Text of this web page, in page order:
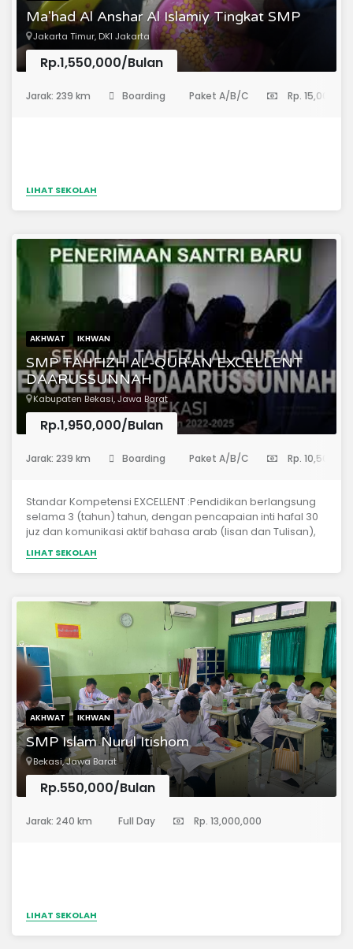
Ma'had Al Anshar Al Islamiy Tingkat SMP
Jakarta Timur, DKI Jakarta
Rp.1,550,000/Bulan
Jarak: 239 km Boarding Paket A/B/C Rp.
LIHAT SEKOLAH
AKHWAT IKHWAN
SMP TAHFIZH AL-QUR'AN EXCELLENT
DAARUSSUNNAH
Kabupaten Bekasi, Jawa Barat
Rp.1,950,000/Bulan
Jarak: 239 km Boarding Paket A/B/C Rp.
Standar Kompetensi EXCELLENT :Pendidikan berlangsung
selama 3 (tahun) tahun, dengan pencapaian inti hafal 30
juz dan komunikasi aktif bahasa arab (lisan dan Tulisan),
selanjutnya santri dapat melanjutkan program ekstensi ke
jenjang berikutnya.1. Hafal Qur'an 30 juz2. Mampu
membaca Al Qur'an Sesuai ilmu tajuwid3. Mampu
hari dengan baik dan benar6. Mengetahui dasar dasar
ilmu syar'i
LIHAT SEKOLAH
AKHWAT IKHWAN
SMP Islam Nurul Itishom
Bekasi, Jawa Barat
Rp.550,000/Bulan
Jarak: 240 km Full Day Rp. 13,000,000
LIHAT SEKOLAH